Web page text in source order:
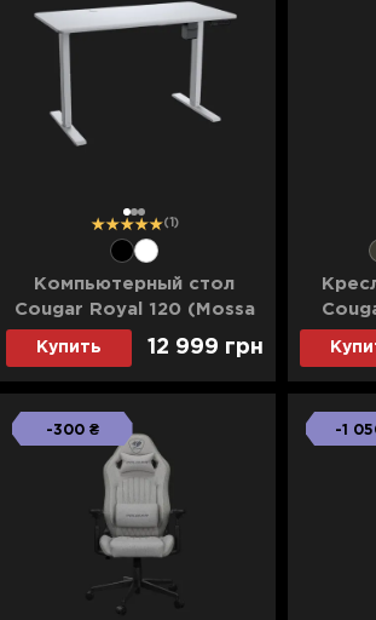
12 3 (1)
Компьютерный стол
Cougar Royal 120 (Mossa
White) (UA)
Купить 12 999 грн
-300 ₴ -1
для геймеров от COUGAR.
от COUGAR в Ябко.